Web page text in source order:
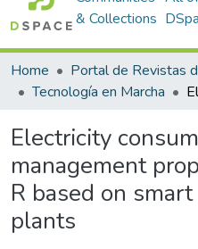
& Collections
Home
Tecnología en Marcha
Electricity
management
R based on
plants